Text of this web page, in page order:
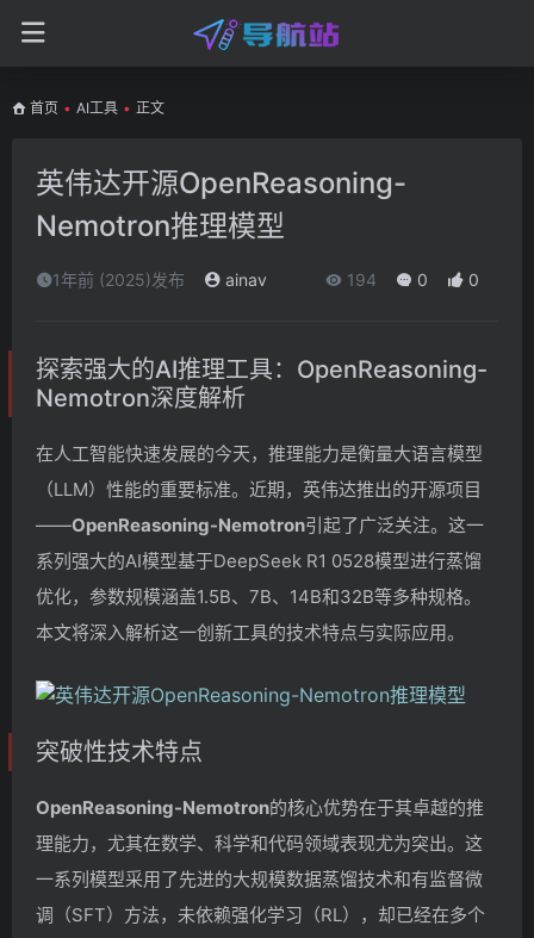
首页 • AI工具 • 正文
英伟达开源OpenReasoning-
Nemotron推理模型
1年前 (2025)发布 ainav 194 0 0
探索强大的AI推理工具：OpenReasoning-
Nemotron深度解析
在人工智能快速发展的今天，推理能力是衡量大语言模型
（LLM）性能的重要标准。近期，英伟达推出的开源项目
——OpenReasoning-Nemotron引起了广泛关注。这一
系列强大的AI模型基于DeepSeek R1 0528模型进行蒸馏
优化，参数规模涵盖1.5B、7B、14B和32B等多种规格。
本文将深入解析这一创新工具的技术特点与实际应用。
突破性技术特点
OpenReasoning-Nemotron的核心优势在于其卓越的推
理能力，尤其在数学、科学和代码领域表现尤为突出。这
一系列模型采用了先进的大规模数据蒸馏技术和有监督微
调（SFT）方法，未依赖强化学习（RL），却已经在多个